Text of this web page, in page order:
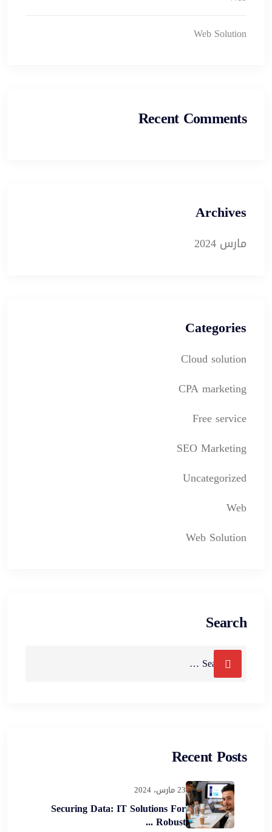
Web Solution
Recent Comments
Archives
مارس 2024
Categories
Cloud solution
CPA marketing
Free service
SEO Marketing
Uncategorized
Web
Web Solution
Search
Recent Posts
23 مارس، 2024
Securing Data: IT Solutions For
Robust ...